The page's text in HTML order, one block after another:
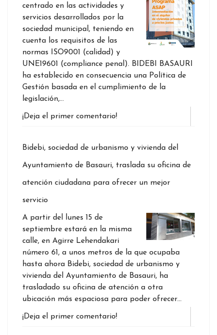
centrado en las actividades y
servicios desarrollados por la
sociedad municipal, teniendo en
cuenta los requisitos de las
normas ISO9001 (calidad) y
UNE19601 (compliance penal). BIDEBI BASAURI
ha establecido en consecuencia una Política de
Gestión basada en el cumplimiento de la
legislación,…
¡Deja el primer comentario!
Bidebi, sociedad de urbanismo y vivienda del
Ayuntamiento de Basauri, traslada su oficina de
atención ciudadana para ofrecer un mejor
servicio
A partir del lunes 15 de
septiembre estará en la misma
calle, en Agirre Lehendakari
número 61, a unos metros de la que ocupaba
hasta ahora Bidebi, sociedad de urbanismo y
vivienda del Ayuntamiento de Basauri, ha
trasladado su oficina de atención a otra
ubicación más espaciosa para poder ofrecer…
¡Deja el primer comentario!